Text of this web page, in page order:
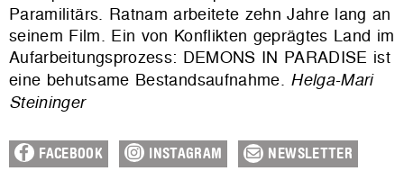
Paramilitärs. Ratnam arbeitete zehn Jahre lang an
seinem Film. Ein von Konflikten geprägtes Land im
Aufarbeitungsprozess: DEMONS IN PARADISE ist
eine behutsame Bestandsaufnahme. Helga-Mari
Steininger
FACEBOOK INSTAGRAM NEWSLETTER